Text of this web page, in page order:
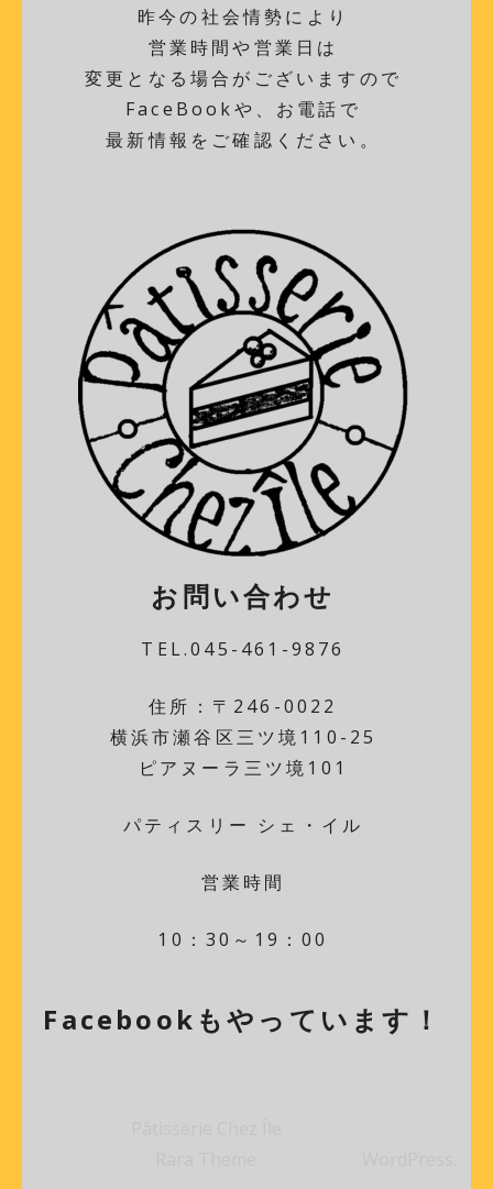
昨今の社会情勢により
営業時間や営業日は
変更となる場合がございますので
FaceBookや、お電話で
最新情報をご確認ください。
お問い合わせ
TEL.045-461-9876
住所：〒246-0022
横浜市瀬谷区三ツ境110-25
ピアヌーラ三ツ境101
パティスリー シェ・イル
営業時間
10：30～19：00
Facebookもやっています！